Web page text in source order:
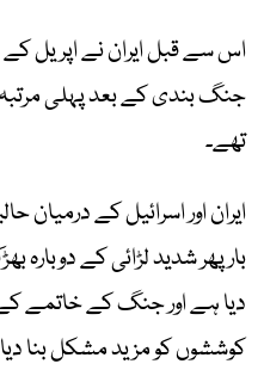
اس سے قبل ایران نے اپریل کے
جنگ بندی کے بعد پہلی
تھے۔
ایران اور اسرائیل کے
بار پھر شدید لڑائی کے
دیا ہے اور جنگ کے خاتمے کے
کوششوں کو مزید مشکل بنا